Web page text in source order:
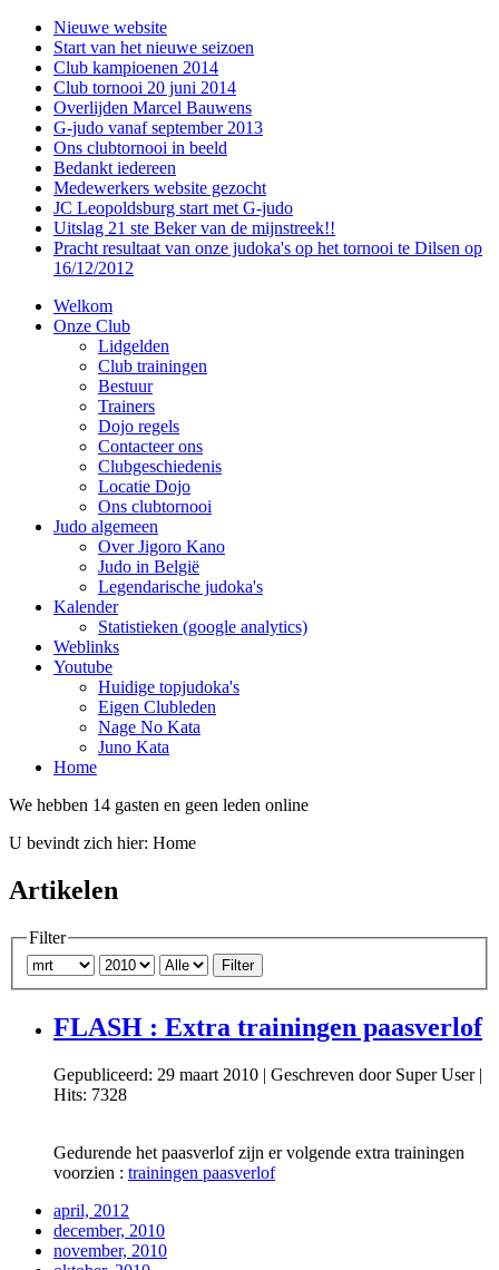
Nieuwe website
Start van het nieuwe seizoen
Club kampioenen 2014
Club tornooi 20 juni 2014
Overlijden Marcel Bauwens
G-judo vanaf september 2013
Ons clubtornooi in beeld
Bedankt iedereen
Medewerkers website gezocht
JC Leopoldsburg start met G-judo
Uitslag 21 ste Beker van de mijnstreek!!
Pracht resultaat van onze judoka's op het tornooi te Dilsen op
16/12/2012
Welkom
Onze Club
Lidgelden
Club trainingen
Bestuur
Trainers
Dojo regels
Contacteer ons
Clubgeschiedenis
Locatie Dojo
Ons clubtornooi
Judo algemeen
Over Jigoro Kano
Judo in België
Legendarische judoka's
Kalender
Statistieken (google analytics)
Weblinks
Youtube
Huidige topjudoka's
Eigen Clubleden
Nage No Kata
Juno Kata
Home
We hebben 14 gasten en geen leden online
U bevindt zich hier: Home
Artikelen
Filter
Filter
FLASH : Extra trainingen paasverlof
Gepubliceerd: 29 maart 2010 | Geschreven door Super User|
Hits: 7328
Gedurende het paasverlof zijn er volgende extra trainingen
voorzien : trainingen paasverlof
april, 2012
december, 2010
november, 2010